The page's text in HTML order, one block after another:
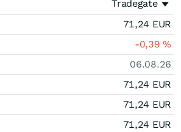
Tradegate
71,24 EUR
-0,39%
06.08.26
71,24 EUR
71,24 EUR
71,24 EUR